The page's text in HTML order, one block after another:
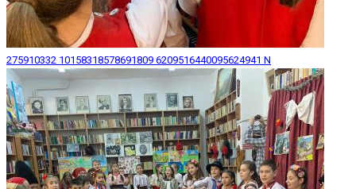
275910332 10158318578691809 6209516440095624941 N